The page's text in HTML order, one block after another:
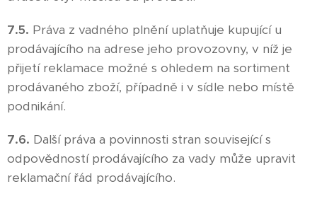
7.5. Práva z vadného plnění uplatňuje kupující u
prodávajícího na adrese jeho provozovny, v níž je
přijetí reklamace možné s ohledem na sortiment
prodávaného zboží, případně i v sídle nebo místě
podnikání.
7.6. Další práva a povinnosti stran související s
odpovědností prodávajícího za vady může upravit
reklamační řád prodávajícího.